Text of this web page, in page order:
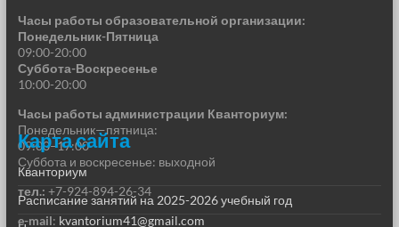
Часы работы образовательной организации:
Понедельник-Пятница
09:00-20:00
Суббота-Воскресенье
10:00-20:00
Часы работы администрации Кванториум:
Понедельник—пятница:
09:00–17:00
Суббота и воскресенье: выходной
тел.: +7-924-894-26-34
e-mail: kvantorium41@gmail.com
Карта сайта
Кванториум
Расписание занятий на 2025-2026 учебный год